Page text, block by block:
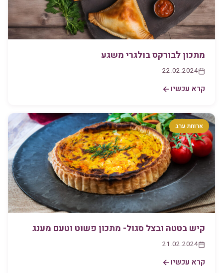
מתכון לבורקס בולגרי משגע
22.02.2024
קרא עכשיו
ארוחת ערב
קיש בטטה ובצל סגול- מתכון פשוט וטעם מענג
21.02.2024
קרא עכשיו